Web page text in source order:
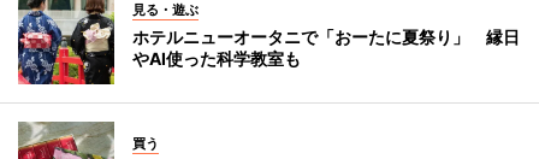
見る・遊ぶ
ホテルニューオータニで「おーたに夏祭り」 縁日
やAI使った科学教室も
買う